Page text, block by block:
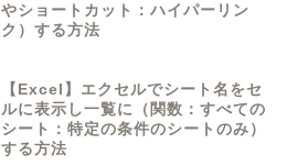
やショートカット：ハイパーリン
ク）する方法
【Excel】エクセルでシート名をセ
ルに表示し一覧に（関数：すべての
シート：特定の条件のシートのみ）
する方法